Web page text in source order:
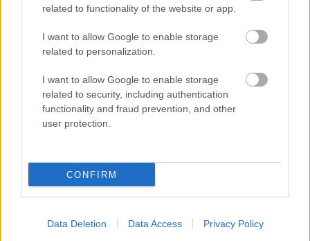
related to functionality of the website or app.
I want to allow Google to enable storage
related to personalization.
I want to allow Google to enable storage
related to security, including authentication
functionality and fraud prevention, and other
user protection.
CONFIRM
Data Deletion Data Access Privacy Policy
1 napja